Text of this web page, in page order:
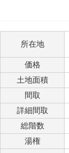
所在地
価格
土地面積
間取
詳細間取
総階数
湯権